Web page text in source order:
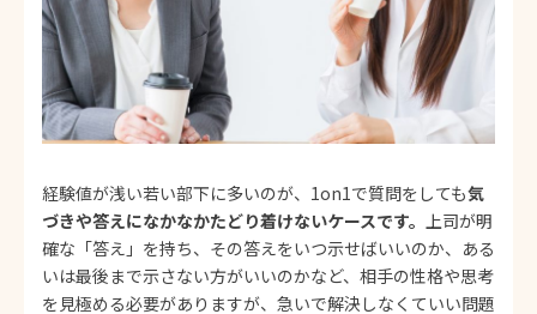
経験値が浅い若い部下に多いのが、1on1で質問をしても気
づきや答えになかなかたどり着けないケースです。 上司が明
確な「答え」を持ち、その答えをいつ示せばいいのか、ある
いは最後まで示さない方がいいのかなど、相手の性格や思考
を見極める必要がありますが、急いで解決しなくていい問題